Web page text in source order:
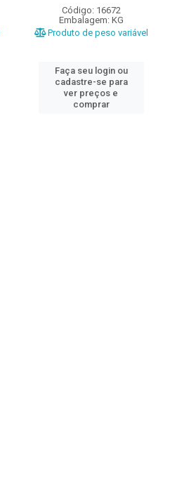
Código: 16672
Embalagem: KG
Produto de peso variável
Faça seu login ou
cadastre-se para
ver preços e
comprar